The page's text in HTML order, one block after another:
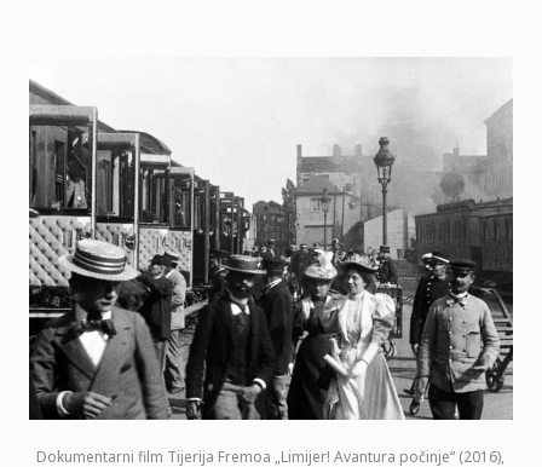
Dokumentarni film Tijerija Fremoa „Limijer! Avantura počinje“ (2016),